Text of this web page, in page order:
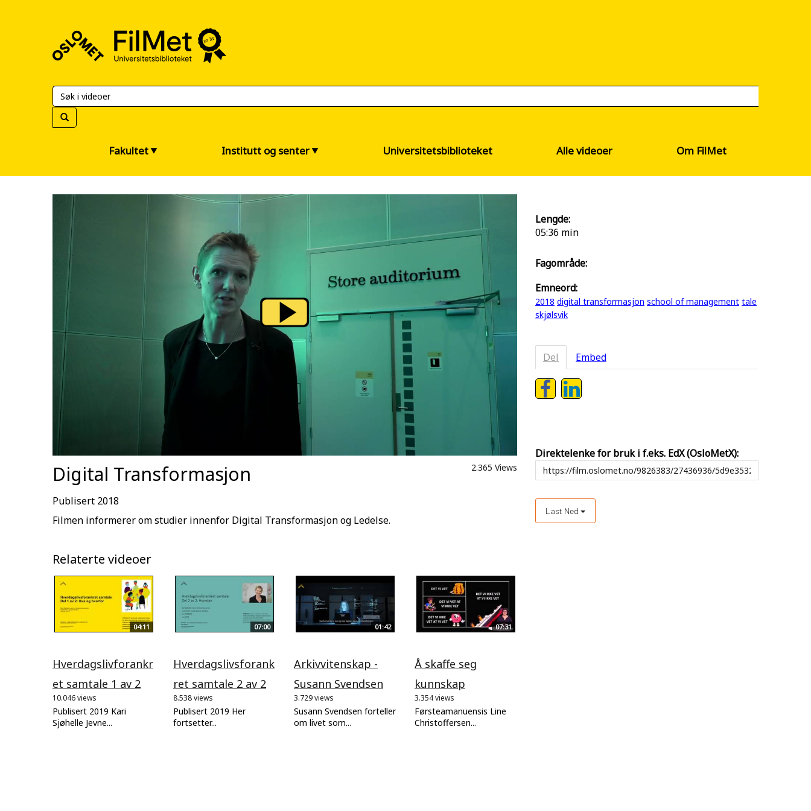
Universitetsbiblioteket
Fakultet Institutt og senter Universitetsbiblioteket Alle videoer Om FilMet
Digital Transformasjon 2.365 Views
Publisert 2018
Filmen informerer om studier innenfor Digital Transformasjon og Ledelse.
Relaterte videoer
04:11
Hverdagslivforankr
et samtale 1 av 2
10.046 views
Publisert 2019 Kari
Sjøhelle Jevne...
07:00
Hverdagslivsforank
ret samtale 2 av 2
8.538 views
Publisert 2019 Her
fortsetter...
01:42
Arkivvitenskap -
Susann Svendsen
3.729 views
Susann Svendsen forteller
om livet som...
07:31
Å skaffe seg
kunnskap
3.354 views
Førsteamanuensis Line
Christoffersen...
Lengde:
05:36 min
Fagområde:
Emneord:
2018 digital transformasjon school of management tale
skjølsvik
Del Embed
Direktelenke for bruk i f.eks. EdX (OsloMetX):
Last Ned